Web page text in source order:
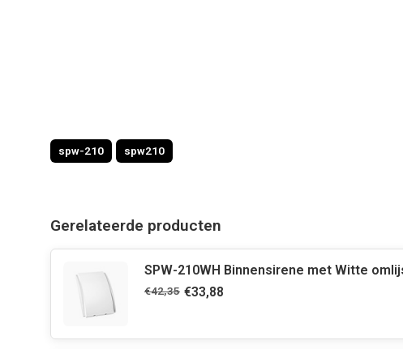
spw-210 spw210
Gerelateerde producten
SPW-210WH Binnensirene met Witte
€42,35 €33,88